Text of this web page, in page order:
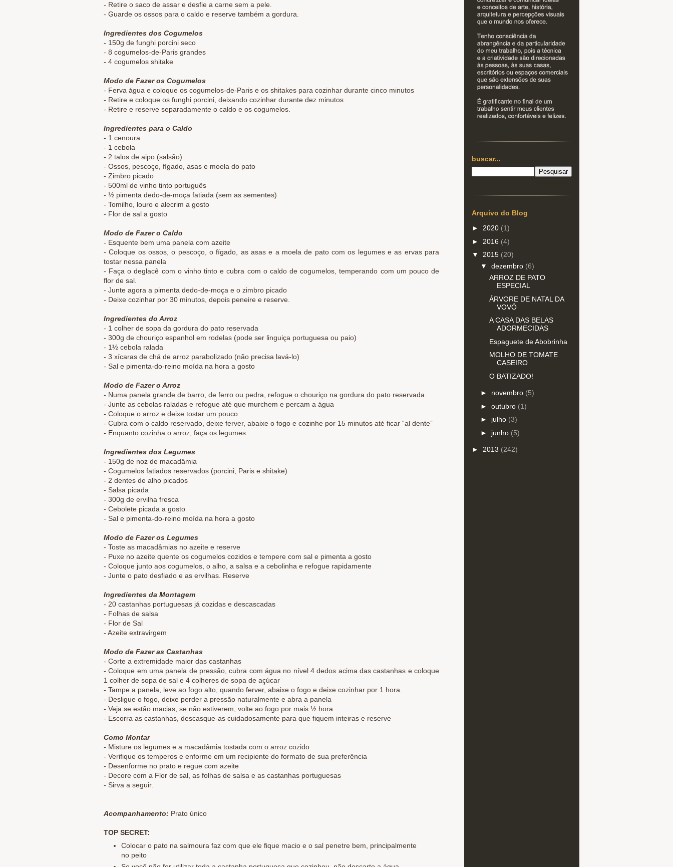
- Retire o saco de assar e desfie a carne sem a pele.
- Guarde os ossos para o caldo e reserve também a gordura.
Ingredientes dos Cogumelos
- 150g de funghi porcini seco
- 8 cogumelos-de-Paris grandes
- 4 cogumelos shitake
Modo de Fazer os Cogumelos
- Ferva água e coloque os cogumelos-de-Paris e os shitakes para cozinhar durante cinco minutos
- Retire e coloque os funghi porcini, deixando cozinhar durante dez minutos
- Retire e reserve separadamente o caldo e os cogumelos.
Ingredientes para o Caldo
- 1 cenoura
- 1 cebola
- 2 talos de aipo (salsão)
- Ossos, pescoço, fígado, asas e moela do pato
- Zimbro picado
- 500ml de vinho tinto português
- ½ pimenta dedo-de-moça fatiada (sem as sementes)
- Tomilho, louro e alecrim a gosto
- Flor de sal a gosto
Modo de Fazer o Caldo
- Esquente bem uma panela com azeite
- Coloque os ossos, o pescoço, o fígado, as asas e a moela de pato com os legumes e as ervas para
tostar nessa panela
- Faça o deglacê com o vinho tinto e cubra com o caldo de cogumelos, temperando com um pouco de
flor de sal.
- Junte agora a pimenta dedo-de-moça e o zimbro picado
- Deixe cozinhar por 30 minutos , depois peneire e reserve.
Ingredientes do Arroz
- 1 colher de sopa da gordura do pato reservada
- 300g de chouriço espanhol em rodelas (pode ser linguiça portuguesa ou paio)
- 1½ cebola ralada
- 3 xícaras de chá de arroz parabolizado (não precisa lavá-lo)
- Sal e pimenta-do-reino moída na hora a gosto
Modo de Fazer o Arroz
- Numa panela grande de barro, de ferro ou pedra, refogue o chouriço na gordura do pato reservada
- Junte as cebolas raladas e refogue até que murchem e percam a água
- Coloque o arroz e deixe tostar um pouco
- Cubra com o caldo reservado, deixe ferver, abaixe o fogo e cozinhe por 15 minutos até ficar “al dente”
- Enquanto cozinha o arroz, faça os legumes.
Ingredientes dos Legumes
- 150g de noz de macadâmia
- Cogumelos fatiados reservados (porcini, Paris e shitake)
- 2 dentes de alho picados
- Salsa picada
- 300g de ervilha fresca
- Cebolete picada a gosto
- Sal e pimenta-do-reino moída na hora a gosto
Modo de Fazer os Legumes
- Toste as macadâmias no azeite e reserve
- Puxe no azeite quente os cogumelos cozidos e tempere com sal e pimenta a gosto
- Coloque junto aos cogumelos, o alho, a salsa e a cebolinha e refogue rapidamente
- Junte o pato desfiado e as ervilhas. Reserve
Ingredientes da Montagem
- 20 castanhas portuguesas já cozidas e descascadas
- Folhas de salsa
- Flor de Sal
- Azeite extravirgem
Modo de Fazer as Castanhas
- Corte a extremidade maior das castanhas
- Coloque em uma panela de pressão, cubra com água no nível 4 dedos acima das castanhas e coloque
1 colher de sopa de sal e 4 colheres de sopa de açúcar
- Tampe a panela, leve ao fogo alto, quando ferver, abaixe o fogo e deixe cozinhar por 1 hora.
- Desligue o fogo, deixe perder a pressão naturalmente e abra a panela
- Veja se estão macias, se não estiverem, volte ao fogo por mais ½ hora
- Escorra as castanhas, descasque-as cuidadosamente para que fiquem inteiras e reserve
Como Montar
- Misture os legumes e a macadâmia tostada com o arroz cozido
- Verifique os temperos e enforme em um recipiente do formato de sua preferência
- Desenforme no prato e regue com azeite
- Decore com a Flor de sal, as folhas de salsa e as castanhas portuguesas
- Sirva a seguir.
Acompanhamento: Prato único
TOP SECRET:
Colocar o pato na salmoura faz com que ele fique macio e o sal penetre bem, principalmente
no peito
buscar...
Arquivo do Blog
► 2020 (1)
► 2016 (4)
▼ 2015 (20)
▼ dezembro (6)
ARROZ DE PATO
ESPECIAL
ÁRVORE DE NATAL DA
VOVÓ
A CASA DAS BELAS
ADORMECIDAS
Espaguete de Abobrinha
MOLHO DE TOMATE
CASEIRO
O BATIZADO!
► novembro (5)
► outubro (1)
► julho (3)
► junho (5)
► 2013 (242)